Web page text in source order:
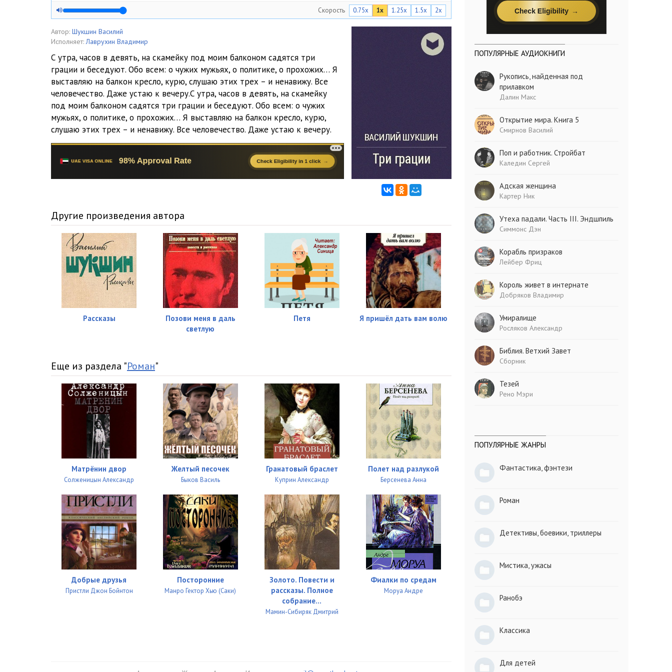
Скорость 0.75x 1x 1.25x 1.5x 2x
Автор: Шукшин Василий
Исполняет: Лаврухин Владимир
С утра, часов в девять, на скамейку под моим балконом садятся три
грации и беседуют. Обо всем: о чужих мужьях, о политике, о прохожих… Я
выставляю на балкон кресло, курю, слушаю этих трех – и ненавижу. Все
человечество. Даже устаю к вечеру.С утра, часов в девять, на скамейку
под моим балконом садятся три грации и беседуют. Обо всем: о чужих
мужьях, о политике, о прохожих… Я выставляю на балкон кресло, курю,
слушаю этих трех – и ненавижу. Все человечество. Даже устаю к вечеру.
Другие произведения автора
Рассказы
Позови меня в даль
светлую
Петя Я пришёл дать вам волю
Еще из раздела "Роман"
Матрёнин двор
Солженицын Александр
Желтый песочек
Быков Василь
Гранатовый браслет
Куприн Александр
Полет над разлукой
Берсенева Анна
Добрые друзья
Пристли Джон Бойнтон
Посторонние
Манро Гектор Хью (Саки)
Золото. Повести и
рассказы. Полное
собрание...
Мамин-Сибиряк Дмитрий
Фиалки по средам
Моруа Андре
ПОПУЛЯРНЫЕ АУДИОКНИГИ
Рукопись, найденная под
прилавком
Далин Макс
Открытие мира. Книга 5
Смирнов Василий
Поп и работник. Стройбат
Каледин Сергей
Адская женщина
Картер Ник
Утеха падали. Часть III. Эндшпиль
Симмонс Дэн
Корабль призраков
Лейбер Фриц
Король живет в интернате
Добряков Владимир
Умиралище
Росляков Александр
Библия. Ветхий Завет
Сборник
Тезей
Рено Мэри
ПОПУЛЯРНЫЕ ЖАНРЫ
Фантастика, фэнтези
Роман
Детективы, боевики, триллеры
Мистика, ужасы
Ранобэ
Классика
Для детей